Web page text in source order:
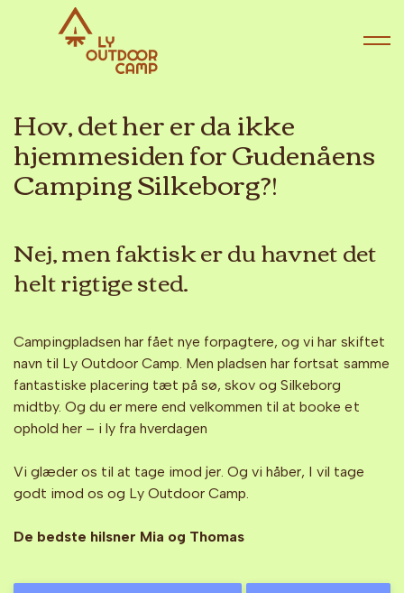
Hov, det her er da ikke
hjemmesiden for Gudenåens
Camping Silkeborg?!
Nej, men faktisk er du havnet det
helt rigtige sted.
Campingpladsen har fået nye forpagtere, og vi har skiftet
navn til Ly Outdoor Camp. Men pladsen har fortsat samme
fantastiske placering tæt på sø, skov og Silkeborg
midtby. Og du er mere end velkommen til at booke et
ophold her – i ly fra hverdagen
Vi glæder os til at tage imod jer. Og vi håber, I vil tage
godt imod os og Ly Outdoor Camp.
De bedste hilsner Mia og Thomas